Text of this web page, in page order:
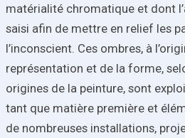
matérialité chromatique et dont
saisi afin de mettre en relief les
l’inconscient. Ces ombres, à
représentation et de la forme,
origines de la peinture, sont
tant que matière première et
de nombreuses installations,